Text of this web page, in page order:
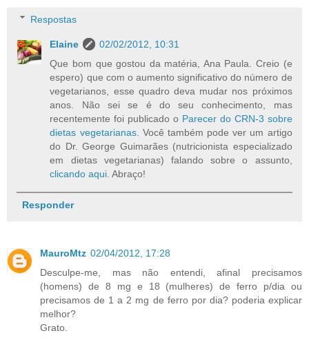
Respostas
Elaine
02/02/2012, 10:31
Que bom que gostou da matéria, Ana Paula. Creio (e
espero) que com o aumento significativo do número de
vegetarianos, esse quadro deva mudar nos próximos
anos. Não sei se é do seu conhecimento, mas
recentemente foi publicado o Parecer do CRN-3 sobre
dietas vegetarianas. Você também pode ver um artigo
do Dr. George Guimarães (nutricionista especializado
em dietas vegetarianas) falando sobre o assunto,
clicando aqui . Abraço!
Responder
MauroMtz 02/04/2012, 17:28
Desculpe-me, mas não entendi, afinal precisamos
(homens) de 8 mg e 18 (mulheres) de ferro p/dia ou
precisamos de 1 a 2 mg de ferro por dia? poderia explicar
melhor?
Grato.